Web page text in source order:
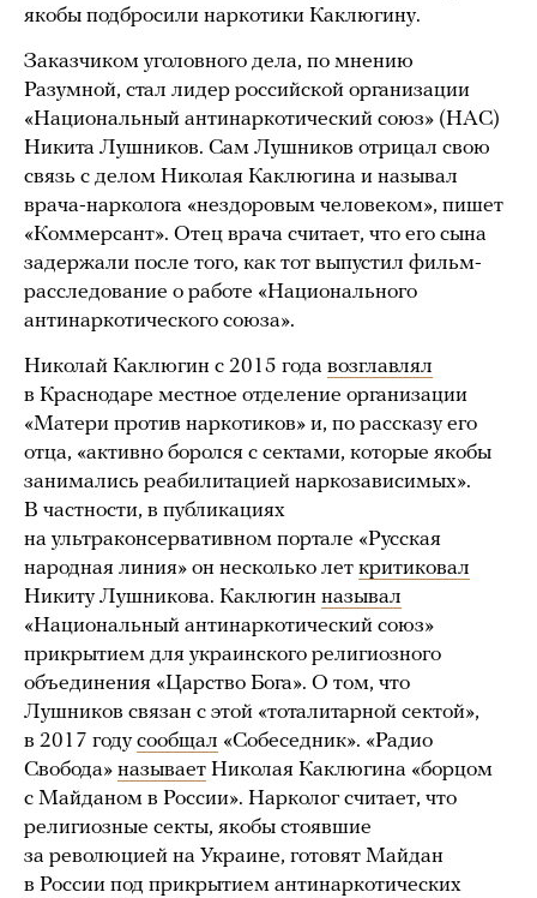
якобы подбросили наркотики Каклюгину.
Заказчиком уголовного дела, по мнению
Разумной, стал лидер российской организации
«Национальный антинаркотический союз» (НАС)
Никита Лушников. Сам Лушников отрицал свою
связь с делом Николая Каклюгина и называл
врача-нарколога «нездоровым человеком», пишет
«Коммерсант». Отец врача считает, что его сына
задержали после того, как тот выпустил фильм-
расследование о работе «Национального
антинаркотического союза».
Николай Каклюгин с 2015 года возглавлял
в Краснодаре местное отделение организации
«Матери против наркотиков» и, по рассказу его
отца, «активно боролся с сектами, которые якобы
занимались реабилитацией наркозависимых».
В частности, в публикациях
на ультраконсервативном портале «Русская
народная линия» он несколько лет критиковал
Никиту Лушникова. Каклюгин называл
«Национальный антинаркотический союз»
прикрытием для украинского религиозного
объединения «Царство Бога». О том, что
Лушников связан с этой «тоталитарной сектой»,
в 2017 годусообщал «Собеседник». «Радио
Свобода» называет Николая Каклюгина «борцом
с Майданом в России». Нарколог считает, что
религиозные секты, якобы стоявшие
за революцией на Украине, готовят Майдан
в России под прикрытием антинаркотических